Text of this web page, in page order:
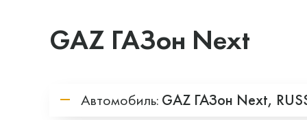
GAZ ГАЗон Next
Автомобиль: GAZ ГАЗон Next,